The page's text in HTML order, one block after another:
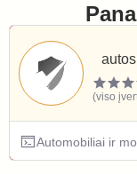
(viso
Automobiliai ir